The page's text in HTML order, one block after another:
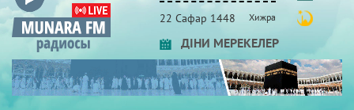
22 Сафар 1448 Хижра
ДІНИ МЕРЕКЕЛЕР